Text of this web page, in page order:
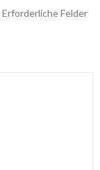
Erforderliche Felder